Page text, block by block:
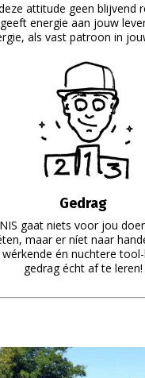
attitude geen blijvend
energie aan jouw
als vast patroon in
Gedrag
gaat niets voor jou
maar er níet naar
wérkende én nuchtere
gedrag écht af te leren!